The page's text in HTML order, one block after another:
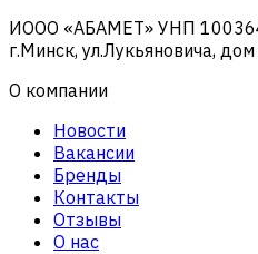
ИООО «АБАМЕТ» УНП
г.Минск, ул.Лукьяновича,
О компании
Новости
Вакансии
Бренды
Контакты
Отзывы
О нас